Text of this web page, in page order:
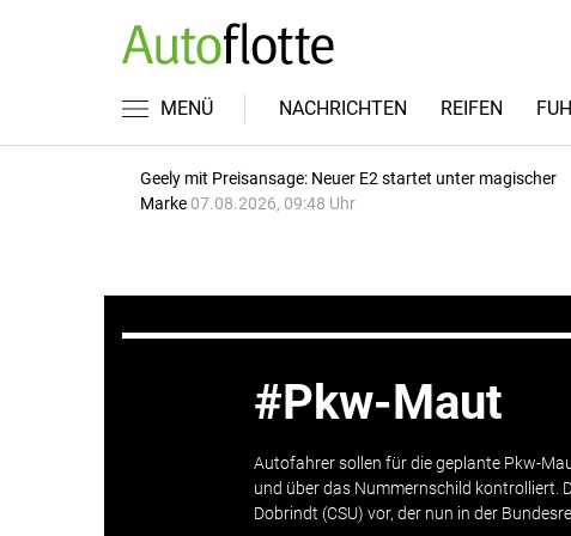
MENÜ NACHRICHTEN REIFEN
Geely mit Preisansage: Neuer E2 startet unter magischer
Marke 07.08.2026, 09:48 Uhr
Pkw-Maut
Autofahrer sollen für die geplante Pkw-
und über das Nummernschild kontrolliert.
Dobrindt (CSU) vor, der nun in der